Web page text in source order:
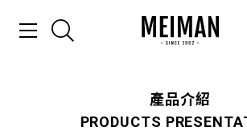
產品介紹
產品介紹
PRODUCTS